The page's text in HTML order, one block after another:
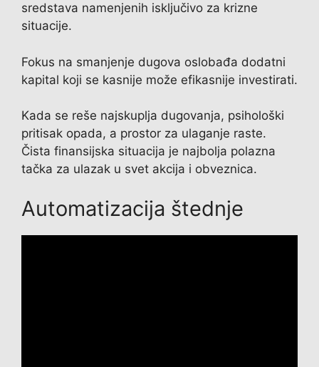
sredstava namenjenih isključivo za krizne
situacije.
Fokus na smanjenje dugova oslobađa dodatni
kapital koji se kasnije može efikasnije investirati.
Kada se reše najskuplja dugovanja, psihološki
pritisak opada, a prostor za ulaganje raste.
Čista finansijska situacija je najbolja polazna
tačka za ulazak u svet akcija i obveznica.
Automatizacija štednje